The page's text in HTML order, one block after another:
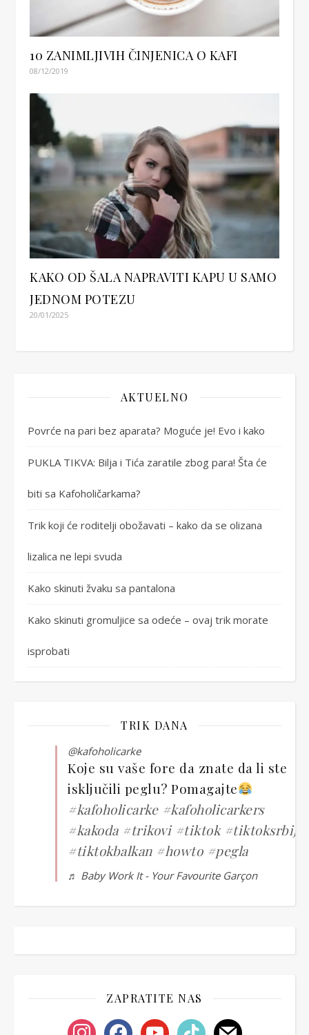
10 ZANIMLJIVIH ČINJENICA O KAFI
08/12/2019
KAKO OD ŠALA NAPRAVITI KAPU U SAMO
JEDNOM POTEZU
20/01/2025
AKTUELNO
Povrće na pari bez aparata? Moguće je! Evo i kako
PUKLA TIKVA: Bilja i Tića zaratile zbog para! Šta će
biti sa Kafoholičarkama?
Trik koji će roditelji obožavati – kako da se olizana
lizalica ne lepi svuda
Kako skinuti žvaku sa pantalona
Kako skinuti gromuljice sa odeće – ovaj trik morate
isprobati
TRIK DANA
@kafoholicarke
Koje su vaše fore da znate da li ste
isključili peglu? Pomagajte
#kafoholicarke #kafoholicarkers
#kakoda #trikovi #tiktok #tiktoksrbija
#tiktokbalkan #howto #pegla
♬ Baby Work It - Your Favourite Garçon
ZAPRATITE NAS
instagramfacebookyoutubetiktok mail